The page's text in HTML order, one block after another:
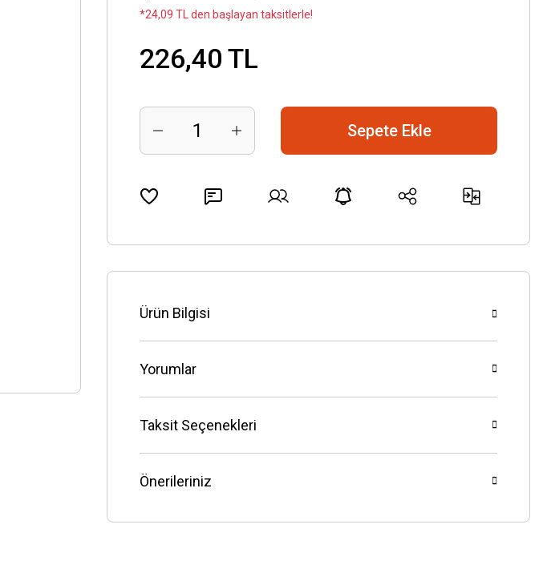
*24,09 TL den başlayan taksitlerle!
226,40 TL
Sepete Ekle
Ürün Bilgisi
Yorumlar
Taksit Seçenekleri
Önerileriniz